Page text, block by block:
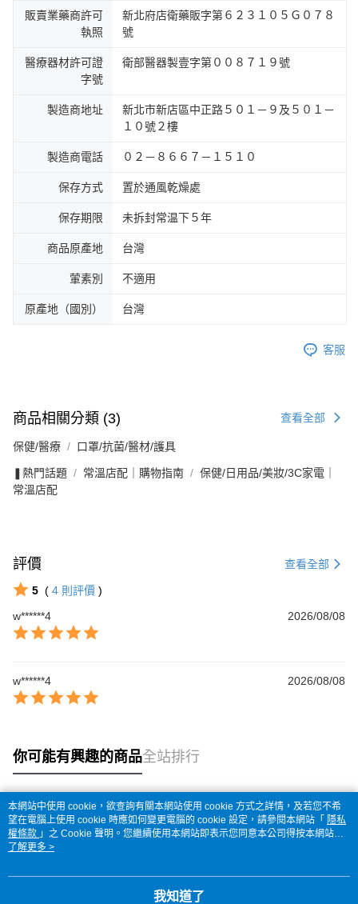
販賣業藥商許可
執照
新北府店衛藥販字第６２３１０５Ｇ０７８
號
醫療器材許可證
字號
衛部醫器製壹字第００８７１９號
製造商地址
新北市新店區中正路５０１－９及５０１－
１０號２樓
製造商電話 ０２－８６６７－１５１０
保存方式 置於通風乾燥處
保存期限 未拆封常温下５年
商品原產地 台灣
葷素別 不適用
原產地（國別） 台灣
客服
商品相關分類 (3) 查看全部
保健/醫療 口罩/抗菌/醫材/護具
❚熱門話題 常溫店配｜購物指南
保健/日用品/美妝/3C家電｜
常溫店配
評價 查看全部
5 ( 4 則評價 )
w******4
2026/08/08
w******4 2026/08/08
你可能有興趣的商品全站排行
熱門標籤
本網站中使用 cookie，欲查詢有關本網站使用 cookie 方式之詳情，及若您不希
望在電腦上使用 cookie 時應如何變更電腦的 cookie 設定，請參閱本網站「 隱私
權條款 」之 Cookie 聲明。您繼續使用本網站即表示您同意本公司得按本網站使
用條款之 Cookie 聲明使用 cookie。
了解更多 >
我知道了